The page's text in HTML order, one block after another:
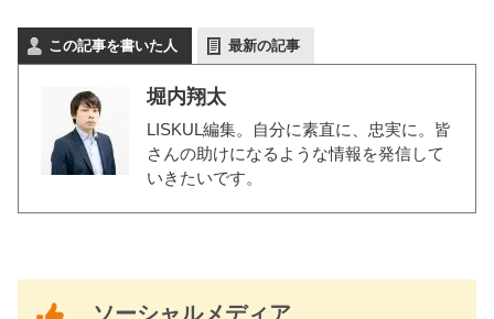
この記事を書いた人 最新の記事
堀内翔太
LISKUL編集。自分に素直に、忠実に。皆
さんの助けになるような情報を発信して
いきたいです。
ソーシャルメディア